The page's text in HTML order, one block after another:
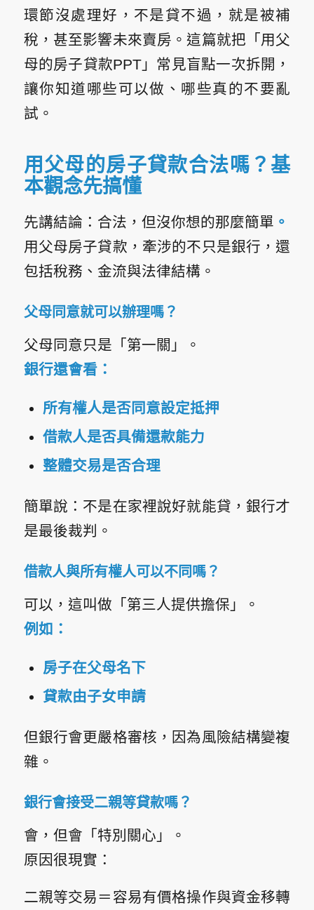
環節沒處理好，不是貸不過，就是被補
稅，甚至影響未來賣房。這篇就把「用父
母的房子貸款PPT」常見盲點一次拆開，
讓你知道哪些可以做、哪些真的不要亂
試。
用父母的房子貸款合法嗎？基
本觀念先搞懂
先講結論： 合法，但沒你想的那麼簡單 。
用父母房子貸款，牽涉的不只是銀行，還
包括稅務、金流與法律結構。
父母同意就可以辦理嗎？
父母同意只是「第一關」。
銀行還會看：
所有權人是否同意設定抵押
借款人是否具備還款能力
整體交易是否合理
簡單說：不是在家裡說好就能貸，銀行才
是最後裁判。
借款人與所有權人可以不同嗎？
可以，這叫做「第三人提供擔保」。
例如：
房子在父母名下
貸款由子女申請
但銀行會更嚴格審核，因為風險結構變複
雜。
銀行會接受二親等貸款嗎？
會，但會「特別關心」。
原因很現實：
二親等交易＝容易有價格操作與資金移轉